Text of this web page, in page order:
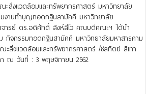
ะสิ่งแวดล้อมและทรัพยากรศาสตร์ มหาวิทยาลัย
มงานทำบุญทอดกฐินสามัคคี มหาวิทยาลัย
จารย์ ดร.อดิศักดิ์ สิงห์สีโว คณบดีคณะฯ ได้นำ
กิจกรรมทอดกฐินสามัคคี มหาวิทยาลัยมหาสารคาม
งแวดล้อมและทรัพยากรศาสตร์ /ชลทิตย์ สีเทา
า ณ วันที่ : 3 พฤษจิกายน 2562